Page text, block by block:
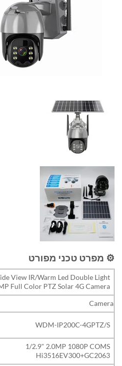
⚙️ מפרט טכני מפורט
View IR/Warm Led Double Light
Full Color PTZ Solar 4G Camera
Camera
WDM-IP200C-4GPTZ/S
1/2.9" 2.0MP 1080P COMS
Hi3516EV300+GC2063